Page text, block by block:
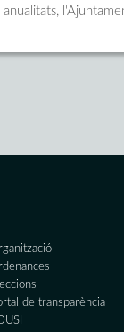
anualitats,
de transparència